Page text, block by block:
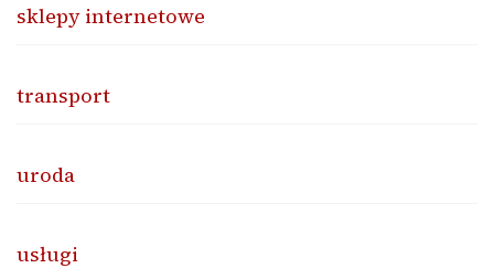
sklepy internetowe
transport
uroda
usługi